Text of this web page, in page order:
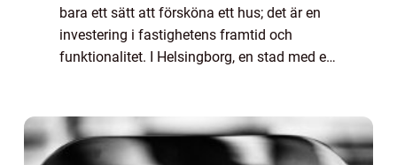
bara ett sätt att försköna ett hus; det är en
investering i fastighetens framtid och
funktionalitet. I Helsingborg, en stad med en